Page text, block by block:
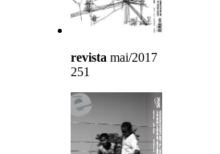
revista mai/2017
251